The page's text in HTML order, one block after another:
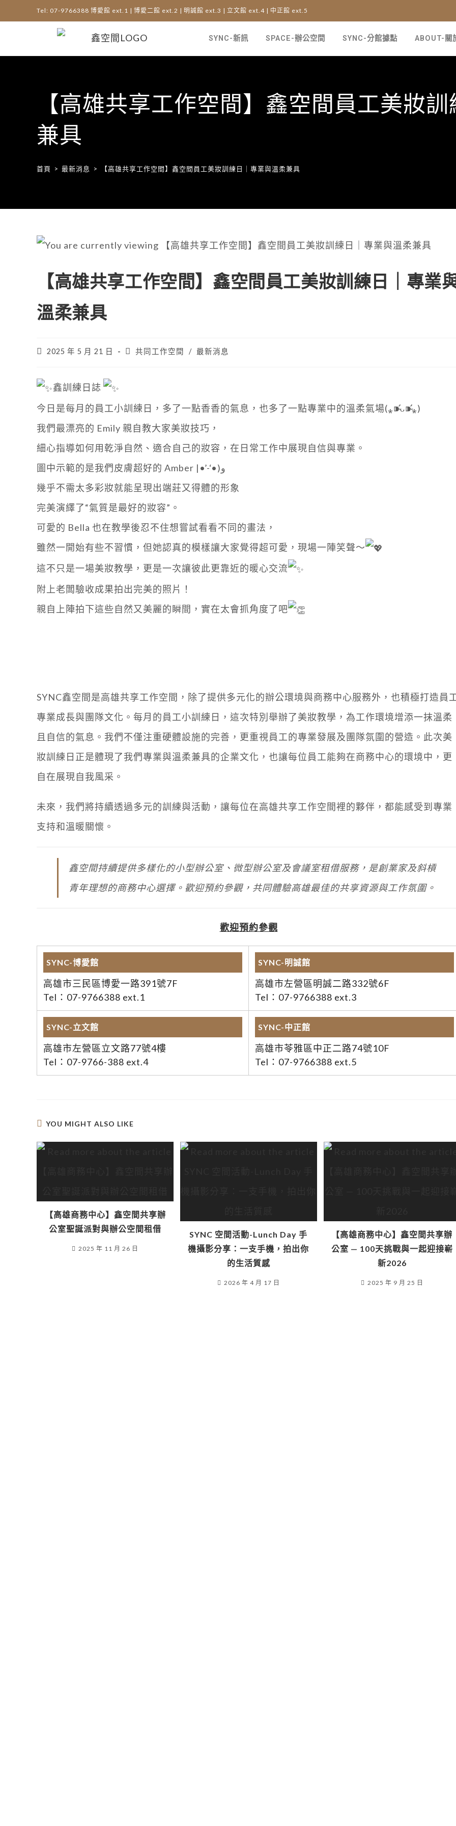
Tel: 07-9766388 博愛館 ext.1 | 博愛二館 ext.2 | 明誠館 ext.3 | 立文館 ext.4 | 中正館 ext.5
SYNC-新訊 SPACE-辦公空間 SYNC-分館據點 ABOUT-關
【高雄共享工作空間】鑫空間員工美妝
兼具
首頁 > 最新消息 > 【高雄共享工作空間】鑫空間員工美妝訓練日｜專業與溫柔兼具
【高雄共享工作空間】鑫空間員工美妝訓練日｜專業
溫柔兼具
2025 年 5 月 21 日 共同工作空間 / 最新消息
鑫訓練日誌
今日是每月的員工小訓練日，多了一點香香的氣息，也多了一點專業中的溫柔氣場(⁎⁍̴̛ᴗ⁍̴̛⁎)
我們最漂亮的 Emily 親自教大家美妝技巧，
細心指導如何用乾淨自然、適合自己的妝容，在日常工作中展現自信與專業。
圖中示範的是我們皮膚超好的 Amber ‎|•’-‘•)و
幾乎不需太多彩妝就能呈現出端莊又得體的形象
完美演繹了“氣質是最好的妝容”。
可愛的 Bella 也在教學後忍不住想嘗試看看不同的畫法，
雖然一開始有些不習慣，但她認真的模樣讓大家覺得超可愛，現場一陣笑聲～
這不只是一場美妝教學，更是一次讓彼此更靠近的暖心交流
附上老闆驗收成果拍出完美的照片！
親自上陣拍下這些自然又美麗的瞬間，實在太會抓角度了吧
SYNC鑫空間是高雄共享工作空間，除了提供多元化的辦公環境與商務中心服務外，也積極打造員
專業成長與團隊文化。每月的員工小訓練日，這次特別舉辦了美妝教學，為工作環境增添一抹溫柔
且自信的氣息。我們不僅注重硬體設施的完善，更重視員工的專業發展及團隊氛圍的營造。此次美
妝訓練日正是體現了我們專業與溫柔兼具的企業文化，也讓每位員工能夠在商務中心的環境中，更
自在展現自我風采。
未來，我們將持續透過多元的訓練與活動，讓每位在高雄共享工作空間裡的夥伴，都能感受到專業
支持和溫暖關懷。
鑫空間持續提供多樣化的小型辦公室、微型辦公室及會議室租借服務，是創業家及斜槓
青年理想的商務中心選擇。歡迎預約參觀，共同體驗高雄最佳的共享資源與工作氛圍。
歡迎預約參觀
SYNC-博愛館
高雄市三民區博愛一路391號7F
Tel：07-9766388 ext.1
SYNC-明誠館
高雄市左營區明誠二路332號6F
Tel：07-9766388 ext.3
SYNC-立文館
高雄市左營區立文路77號4樓
Tel：07-9766-388 ext.4
SYNC-中正館
高雄市苓雅區中正二路74號10F
Tel：07-9766388 ext.5
YOU MIGHT ALSO LIKE
【高雄商務中心】鑫空間共享辦
公室聖誕派對與辦公空間租借
2025 年 11 月 26 日
SYNC 空間活動-Lunch Day 手
機攝影分享：一支手機，拍出你
的生活質感
2026 年 4 月 17 日
【高雄商務中心】鑫空間共享辦
公室 — 100天挑戰與一起迎接嶄
新2026
2025 年 9 月 25 日